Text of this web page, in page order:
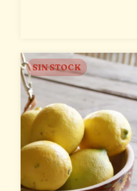
SIN STOCK